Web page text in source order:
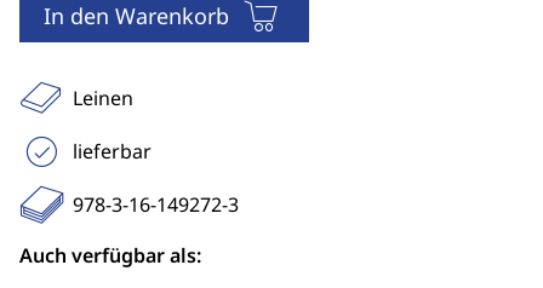
In den Warenkorb
Leinen
lieferbar
978-3-16-149272-3
Auch verfügbar als: